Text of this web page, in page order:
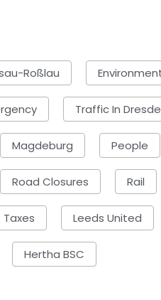
Roßlau
Traffic In
Magdeburg People
Road Closures Rail
Taxes Leeds United
Hertha BSC